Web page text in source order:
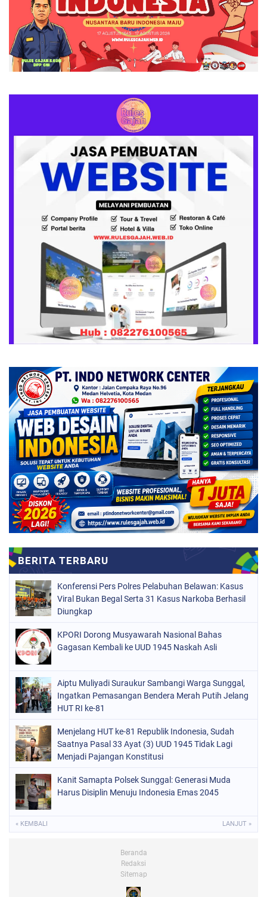
Konferensi Pers Polres Pelabuhan Belawan: Kasus
Viral Bukan Begal Serta 31 Kasus Narkoba Berhasil
Diungkap
KPORI Dorong Musyawarah Nasional Bahas
Gagasan Kembali ke UUD 1945 Naskah Asli
Aiptu Muliyadi Suraukur Sambangi Warga Sunggal,
Ingatkan Pemasangan Bendera Merah Putih Jelang
HUT RI ke-81
Menjelang HUT ke-81 Republik Indonesia, Sudah
Saatnya Pasal 33 Ayat (3) UUD 1945 Tidak Lagi
Menjadi Pajangan Konstitusi
Kanit Samapta Polsek Sunggal: Generasi Muda
Harus Disiplin Menuju Indonesia Emas 2045
« KEMBALI LANJUT »
Beranda
Redaksi
Sitemap